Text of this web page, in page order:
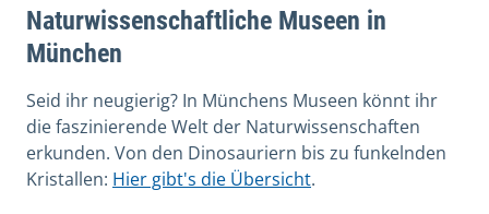
Naturwissenschaftliche Museen in
München
Seid ihr neugierig? In Münchens Museen könnt ihr
die faszinierende Welt der Naturwissenschaften
erkunden. Von den Dinosauriern bis zu funkelnden
Kristallen: Hier gibt's die Übersicht.